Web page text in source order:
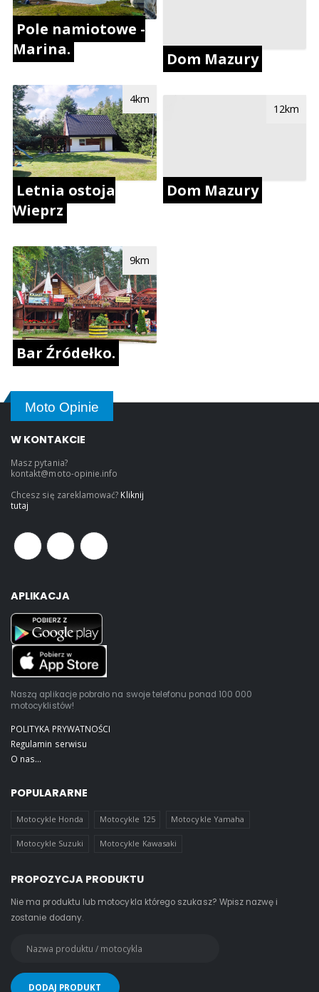
Pole namiotowe -
Marina.
Letnia ostoja
Wieprz
4km
Bar Źródełko.
9km
Dom Mazury
Dom Mazury
12km
Moto Opinie
W KONTAKCIE
Masz pytania?
kontakt@moto-opinie.info
Chcesz się zareklamować? Kliknij
tutaj
APLIKACJA
Naszą aplikacje pobrało na swoje telefonu ponad 100 000
motocyklistów!
POLITYKA PRYWATNOŚCI
Regulamin serwisu
O nas...
POPULARARNE
Motocykle Honda Motocykle 125 Motocykle Yamaha
Motocykle Suzuki Motocykle Kawasaki
PROPOZYCJA PRODUKTU
Nie ma produktu lub motocykla którego szukasz? Wpisz nazwę i
zostanie dodany.